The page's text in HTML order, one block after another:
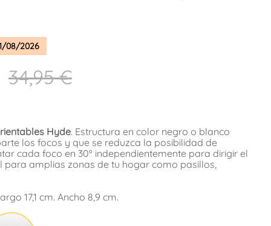
08/2026
34,95 €
Hyde. Estructura en color negro o blanco
los focos y que se reduzca la posibilidad de
cada foco en 30º independientemente para dirigir el
para amplias zonas de tu hogar como pasillos,
17,1 cm. Ancho 8,9 cm.